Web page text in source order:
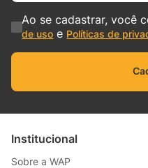
Ao se cadastrar, você
de uso e Políticas de
Institucional
Sobre a WAP